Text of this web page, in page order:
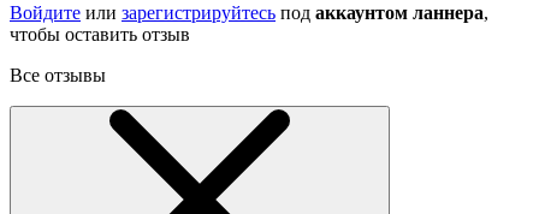
Войдите или зарегистрируйтесь под аккаунтом ланнера,
чтобы оставить отзыв
Все отзывы